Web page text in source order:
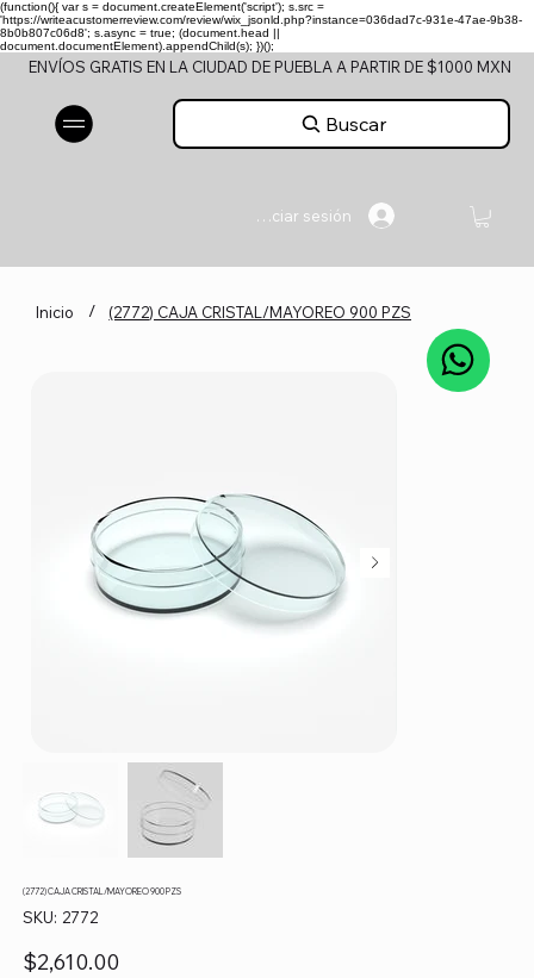
(function(){ var s = document.createElement('script'); s.src =
'https://writeacustomerreview.com/review/wix_jsonld.php?instance=036dad7c-931e-47ae-9b38-
8b0b807c06d8'; s.async = true; (document.head ||
document.documentElement).appendChild(s); })();
ENVÍOS GRATIS EN LA CIUDAD DE PUEBLA A PARTIR DE $1000 MXN
Buscar
Iniciar sesión
Inicio / (2772) CAJA CRISTAL/MAYOREO 900 PZS
(2772) CAJA CRISTAL/MAYOREO 900 PZS
SKU: SKU
2772
2772
Precio
$2,610.00